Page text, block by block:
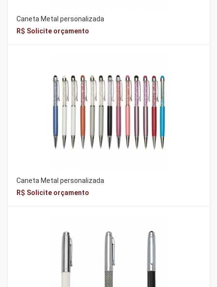
Caneta Metal personalizada
R$ Solicite orçamento
Caneta Metal personalizada
R$ Solicite orçamento